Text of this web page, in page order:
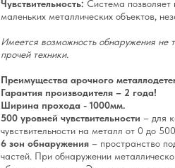
Чувствительность: Система
маленьких металлических объектов,
Имеется возможность обнаружения не
прочей техники.
Преимущества арочного
Гарантия производителя – 2 года!
Ширина прохода - 1000мм.
500 уровней чувствительности – для
чувствительности на металл от 0 до
6 зон обнаружения – пространство
частей. При обнаружении